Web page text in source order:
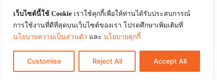
เว็บไซต์นี้ใช้ Cookie เราใช้คุกกี้เพื่อให้ท่านได้รับประสบการณ์
การใช้งานที่ดีที่สุดบนเว็บไซต์ของเรา โปรดศึกษาเพิ่มเติมที่
นโยบายความเป็นส่วนตัว และ นโยบายคุกกี้
Customise Reject All Accept All